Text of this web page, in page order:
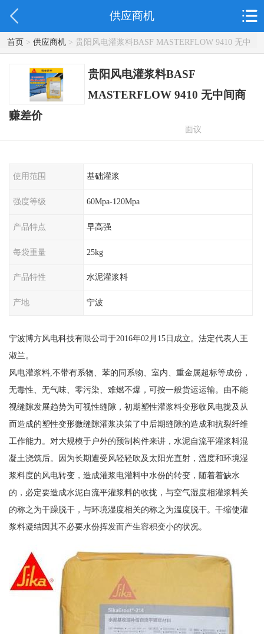
供应商机
首页> 供应商机> 贵阳风电灌浆料BASF MASTERFLOW 9410 无中
间商赚差价
贵阳风电灌浆料BASF
MASTERFLOW 9410 无中间商
赚差价
面议
使用范围 基础灌浆
强度等级 60Mpa-120Mpa
产品特点 早高强
每袋重量 25kg
产品特性 水泥灌浆料
产地 宁波
宁波博方风电科技有限公司于2016年02月15日成立。法定代表人王
淑兰。
风电灌浆料,不带有系物、苯的同系物、室内、重金属超标等成份，
无毒性、无气味、零污染、难燃不爆，可按一般货运运输。由不能
视缝隙发展趋势为可视性缝隙，初期塑性灌浆料变形收风电拢及从
而造成的塑性变形微缝隙灌浆决策了中后期缝隙的造成和抗裂纤维
工作能力。对大规模于户外的预制构件来讲，水泥自流平灌浆料混
凝土浇筑后。因为长期遭受风轻轻吹及太阳光直射，溫度和环境湿
浆料度的风电转变，造成灌浆电灌料中水份的转变，随着着缺水
的，必定要造成水泥自流平灌浆料的收拢，与空气湿度相灌浆料关
的称之为干躁脱干，与环境湿度相关的称之为溫度脱干。干缩使灌
浆料凝结因其不必要水份挥发而产生容积变小的状况。